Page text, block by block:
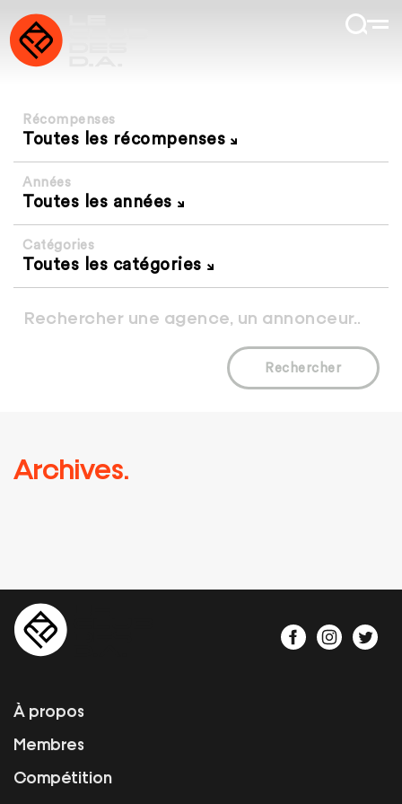
Récompenses
Toutes les récompenses
Années
Toutes les années
Catégories
Toutes les catégories
Rechercher
Archives.
À propos
Membres
Compétition